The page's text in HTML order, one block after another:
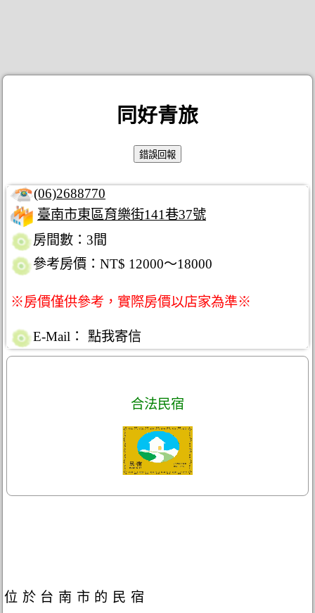
同好青旅
(06)2688770
臺南市東區育樂街141巷37號
房間數：3間
參考房價：NT$ 12000～18000
※房價僅供參考，實際房價以店家為準※
E-Mail： 點我寄信
合法民宿
位於台南市的民宿